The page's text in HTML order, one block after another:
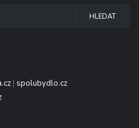
HLEDAT
| spolubydlo.cz